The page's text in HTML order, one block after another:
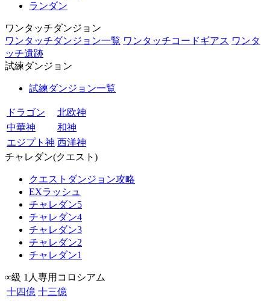
ランダン
ワンタッチダンジョン
ワンタッチダンジョン一覧 ワンタッチコードギアス ワンタ
ッチ遺跡
試練ダンジョン
試練ダンジョン一覧
ドラゴン
北欧神
中華神
和神
エジプト神 西洋神
チャレダン(クエスト)
クエストダンジョン攻略
EXラッシュ
チャレダン5
チャレダン4
チャレダン3
チャレダン2
チャレダン1
∞級 1人専用コロシアム
十四億 十三億